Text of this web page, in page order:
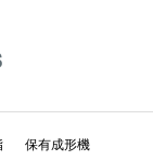
保有成形機